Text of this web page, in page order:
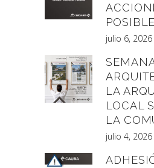
julio 6, 2026
LA
LOCAL
LA
julio 4, 2026